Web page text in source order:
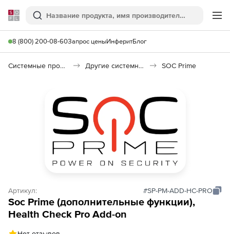
Softline
Поиск
8 (800) 200-08-60Запрос ценыИнферитБлог
Системные программы Другие системные утилиты SOC Prime
Артикул: #SP-PM-ADD-HC-PRO
Soc Prime (дополнительные функции),
Health Check Pro Add-on